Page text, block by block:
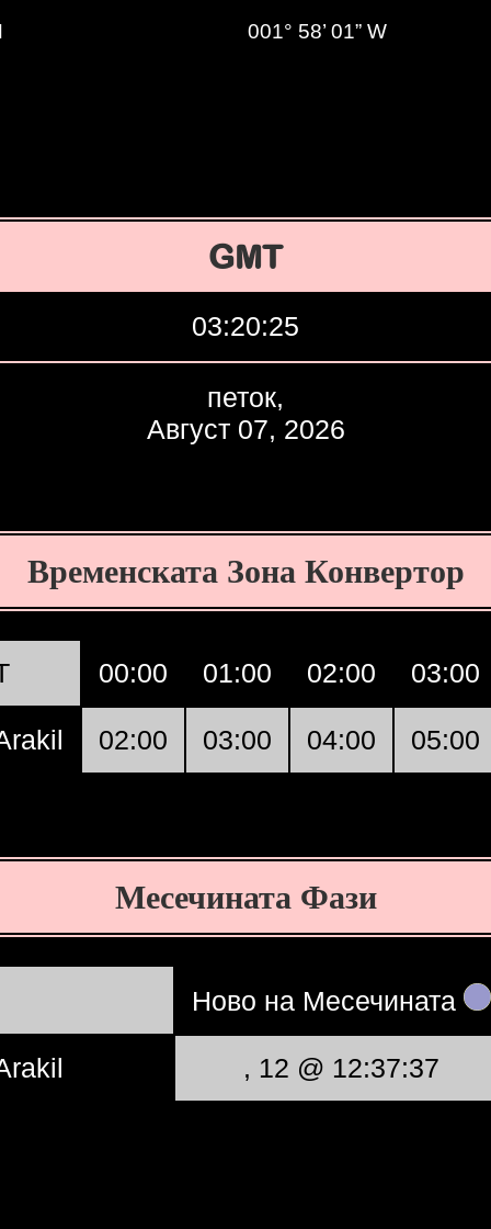
001° 58’ 01” W
GMT
03:20:26
петок,
Август 07, 2026
Временската Зона Конвертор
00:00 01:00 02:00 03:00
02:00 03:00 04:00 05:00
Месечината Фази
Ново на Месечината
, 12 @ 12:37:37